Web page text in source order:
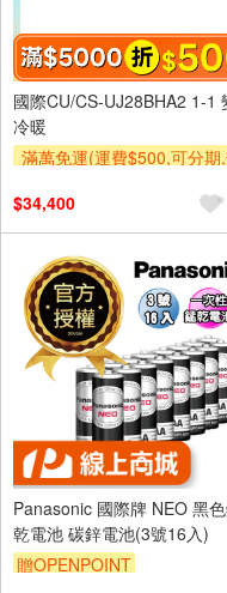
國際CU/CS-UJ28BHA2 1-1
冷暖
滿萬免運(運費$500,可分期
及使用6期以上分期0利率,需
基本安裝運費)
滿額折$500
$34,400
Panasonic 國際牌 NEO 黑
乾電池 碳鋅電池(3號16入)
贈OPENPOINT